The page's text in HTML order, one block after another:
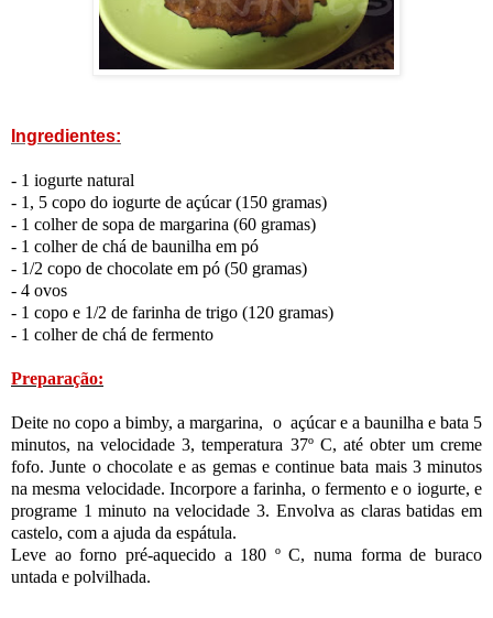
Ingredientes:
- 1 iogurte natural
- 1, 5 copo do iogurte de açúcar (150 gramas)
- 1 colher de sopa de margarina (60 gramas)
- 1 colher de chá de baunilha em pó
- 1/2 copo de chocolate em pó (50 gramas)
- 4 ovos
- 1 copo e 1/2 de farinha de trigo (120 gramas)
- 1 colher de chá de fermento
Preparação:
Deite no copo a bimby, a margarina, o açúcar e a baunilha e bata 5
minutos, na velocidade 3, temperatura 37º C, até obter um creme
fofo. Junte o chocolate e as gemas e continue bata mais 3 minutos
na mesma velocidade. Incorpore a farinha, o fermento e o iogurte, e
programe 1 minuto na velocidade 3. Envolva as claras batidas em
castelo, com a ajuda da espátula.
Leve ao forno pré-aquecido a 180 º C, numa forma de buraco
untada e polvilhada.